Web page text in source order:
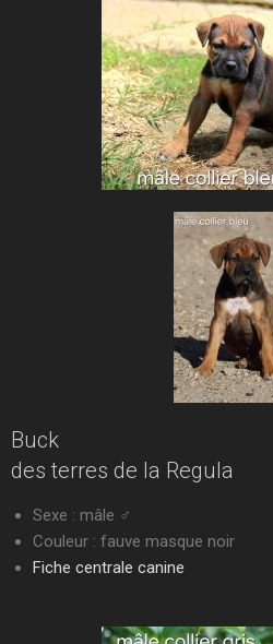
Buck
des terres de la Regula
Sexe : mâle ♂
Couleur : fauve masque noir
Fiche centrale canine